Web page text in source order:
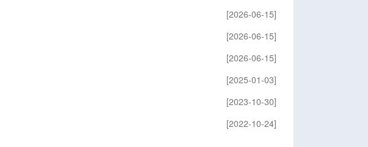
[2026-06-15]
[2026-06-15]
[2026-06-15]
[2025-01-03]
[2023-10-30]
[2022-10-24]